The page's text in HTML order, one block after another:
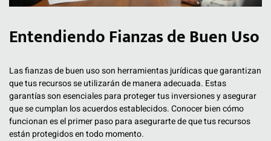
Entendiendo Fianzas de Buen Uso
Las fianzas de buen uso son herramientas jurídicas que garantizan
que tus recursos se utilizarán de manera adecuada. Estas
garantías son esenciales para proteger tus inversiones y asegurar
que se cumplan los acuerdos establecidos. Conocer bien cómo
funcionan es el primer paso para asegurarte de que tus recursos
están protegidos en todo momento.